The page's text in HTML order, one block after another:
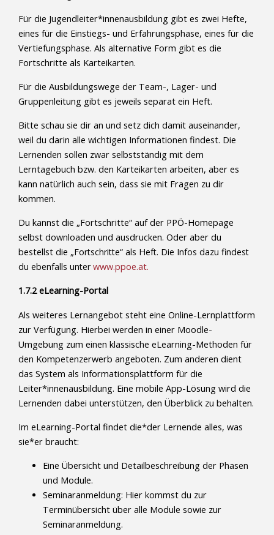
Für die Jugendleiter*innenausbildung gibt es zwei Hefte,
eines für die Einstiegs- und Erfahrungsphase, eines für die
Vertiefungsphase. Als alternative Form gibt es die
Fortschritte als Karteikarten.
Für die Ausbildungswege der Team-, Lager- und
Gruppenleitung gibt es jeweils separat ein Heft.
Bitte schau sie dir an und setz dich damit auseinander,
weil du darin alle wichtigen Informationen findest. Die
Lernenden sollen zwar selbstständig mit dem
Lerntagebuch bzw. den Karteikarten arbeiten, aber es
kann natürlich auch sein, dass sie mit Fragen zu dir
kommen.
Du kannst die „Fortschritte“ auf der PPÖ-Homepage
selbst downloaden und ausdrucken. Oder aber du
bestellst die „Fortschritte“ als Heft. Die Infos dazu findest
du ebenfalls unterwww.ppoe.at.
1.7.2 eLearning-Portal
Als weiteres Lernangebot steht eine Online-Lernplattform
zur Verfügung. Hierbei werden in einer Moodle-
Umgebung zum einen klassische eLearning-Methoden für
den Kompetenzerwerb angeboten. Zum anderen dient
das System als Informationsplattform für die
Leiter*innenausbildung. Eine mobile App-Lösung wird die
Lernenden dabei unterstützen, den Überblick zu behalten.
Im eLearning-Portal findet die*der Lernende alles, was
sie*er braucht:
Eine Übersicht und Detailbeschreibung der Phasen
und Module.
Seminaranmeldung: Hier kommst du zur
Terminübersicht über alle Module sowie zur
Seminaranmeldung.